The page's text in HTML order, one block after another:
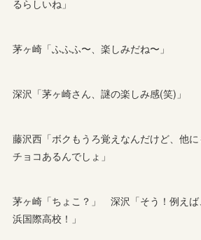
るらしいね」
茅ヶ崎「ふふふ〜、楽しみだね〜」
深沢「茅ヶ崎さん、謎の楽しみ感(笑)」
藤沢西「ボクもうろ覚えなんだけど、他
チョコあるんでしょ」
茅ヶ崎「ちょこ？」 深沢「そう！例えば
浜国際高校！」